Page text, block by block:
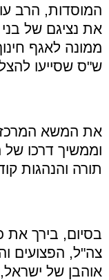
המוסדות, הרב
את נציגם של
ממונה לאגף
ש"ס שסייעו
את המשא
וממשיך דרכו של
תורה והנהגות
בסיום, בירך את
צה"ל, הפצועים
אוהבן של